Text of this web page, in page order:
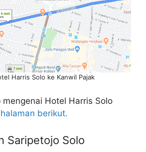
Harris Solo ke Kanwil Pajak
mengenai Hotel Harris Solo
berikut.
Saripetojo Solo